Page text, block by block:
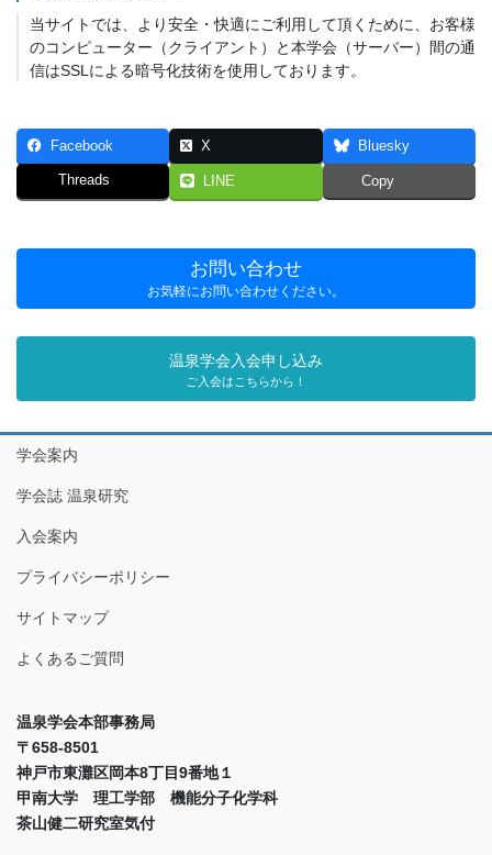
当サイトでは、より安全・快適にご利用して頂くために、お客様
のコンピューター（クライアント）と本学会（サーバー）間の通
信はSSLによる暗号化技術を使用しております。
Facebook X Bluesky
Threads LINE Copy
お問い合わせ
お気軽にお問い合わせください。
温泉学会入会申し込み
ご入会はこちらから！
学会案内
学会誌 温泉研究
入会案内
プライバシーポリシー
サイトマップ
よくあるご質問
温泉学会本部事務局
〒658-8501
神戸市東灘区岡本8丁目9番地１
甲南大学 理工学部 機能分子化学科
茶山健二研究室気付